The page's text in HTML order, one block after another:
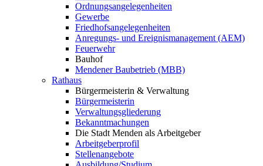
Ordnungsangelegenheiten
Gewerbe
Friedhofsangelegenheiten
Anregungs- und Ereignismanagement (AEM)
Feuerwehr
Bauhof
Mendener Baubetrieb (MBB)
Rathaus
Bürgermeisterin & Verwaltung
Bürgermeisterin
Verwaltungsgliederung
Bekanntmachungen
Die Stadt Menden als Arbeitgeber
Arbeitgeberprofil
Stellenangebote